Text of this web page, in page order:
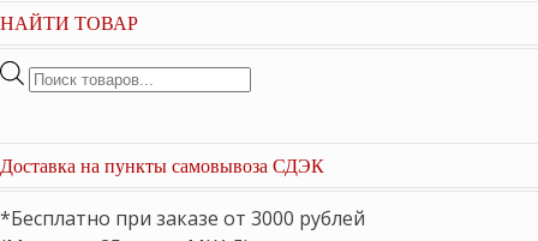
НАЙТИ ТОВАР
Поиск
Доставка на пункты самовывоза СДЭК
*Бесплатно при заказе от 3000 рублей